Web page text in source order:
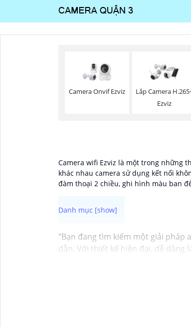
Camera Onvif Ezviz
Lắp Camera
Ezviz
Camera wifi Ezviz là một trong những
khác nhau camera sử dụng kết nối
đàm thoại 2 chiều, ghi hình màu ban
"Bạn đang tìm kiếm một giải pháp
dẫn. Với thiết kế hiện đại, dễ dàng
Không chỉ vậy, sản phẩm cũng
Đừng bỏ lỡ cơ hội sở hữu Camera